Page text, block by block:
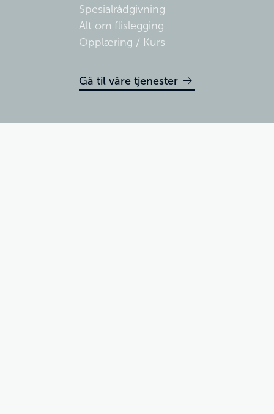
Spesialrådgivning
Alt om flislegging
Opplæring / Kurs
Gå til våre tjenester